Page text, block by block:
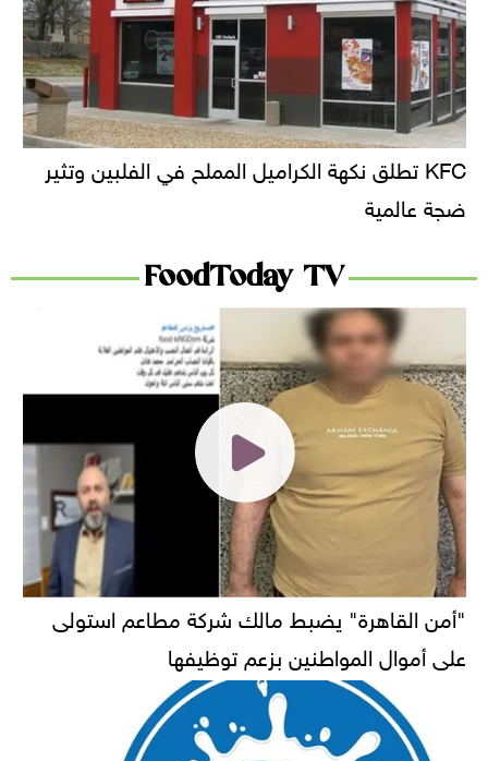
KFC تطلق نكهة الكراميل المملح في الفلبين وتثير
ضجة عالمية
FoodToday TV
"أمن القاهرة" يضبط مالك شركة مطاعم استولى
على أموال المواطنين بزعم توظيفها